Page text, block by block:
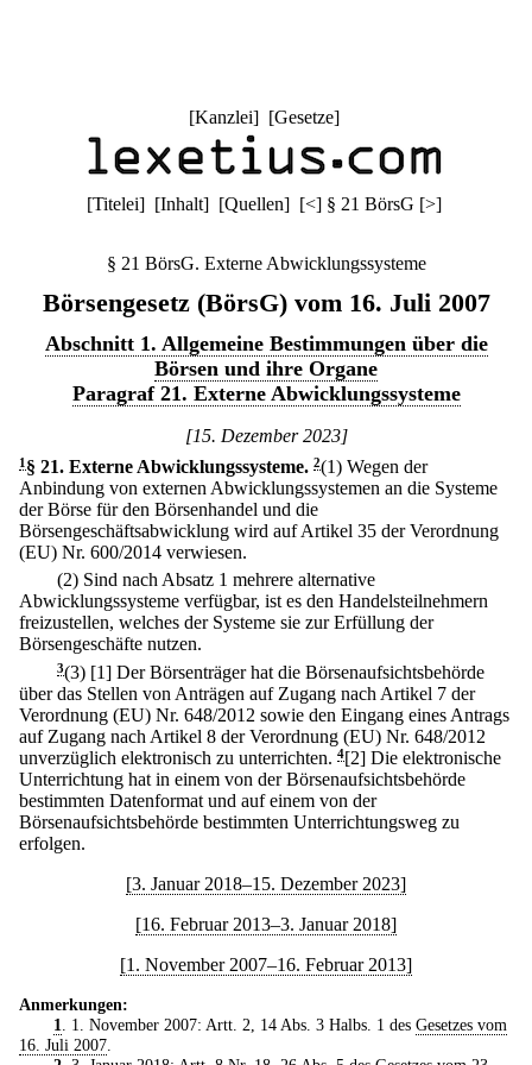
[Kanzlei] [Gesetze]
[Titelei] [Inhalt] [Quellen] [<] § 21 BörsG [>]
§ 21 BörsG. Externe Abwicklungssysteme
Börsengesetz (BörsG) vom 16. Juli 2007
Abschnitt 1. Allgemeine Bestimmungen über die
Börsen und ihre Organe
Paragraf 21. Externe Abwicklungssysteme
[15. Dezember 2023]
1 § 21. Externe Abwicklungssysteme. 2(1) Wegen der
Anbindung von externen Abwicklungssystemen an die Systeme
der Börse für den Börsenhandel und die
Börsengeschäftsabwicklung wird auf Artikel 35 der Verordnung
(EU) Nr. 600/2014 verwiesen.
(2) Sind nach Absatz 1 mehrere alternative
Abwicklungssysteme verfügbar, ist es den Handelsteilnehmern
freizustellen, welches der Systeme sie zur Erfüllung der
Börsengeschäfte nutzen.
3(3) [1] Der Börsenträger hat die Börsenaufsichtsbehörde
über das Stellen von Anträgen auf Zugang nach Artikel 7 der
Verordnung (EU) Nr. 648/2012 sowie den Eingang eines Antrags
auf Zugang nach Artikel 8 der Verordnung (EU) Nr. 648/2012
unverzüglich elektronisch zu unterrichten. 4[2] Die elektronische
Unterrichtung hat in einem von der Börsenaufsichtsbehörde
bestimmten Datenformat und auf einem von der
Börsenaufsichtsbehörde bestimmten Unterrichtungsweg zu
erfolgen.
[3. Januar 2018–15. Dezember 2023]
[16. Februar 2013–3. Januar 2018]
[1. November 2007–16. Februar 2013]
Anmerkungen:
1
. 1. November 2007: Artt. 2, 14 Abs. 3 Halbs. 1 des Gesetzes vom
16. Juli 2007